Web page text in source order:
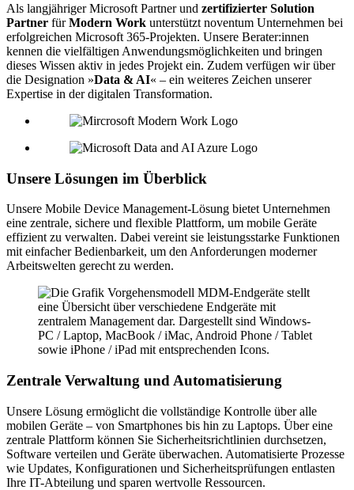
Als langjähriger Microsoft Partner und zertifizierter Solution
Partner fürModern Work unterstützt noventum Unternehmen bei
erfolgreichen Microsoft 365-Projekten. Unsere Berater:innen
kennen die vielfältigen Anwendungsmöglichkeiten und bringen
dieses Wissen aktiv in jedes Projekt ein. Zudem verfügen wir über
die Designation »Data & AI« – ein weiteres Zeichen unserer
Expertise in der digitalen Transformation.
Unsere Lösungen im Überblick
Unsere Mobile Device Management-Lösung bietet Unternehmen
eine zentrale, sichere und flexible Plattform, um mobile Geräte
effizient zu verwalten. Dabei vereint sie leistungsstarke Funktionen
mit einfacher Bedienbarkeit, um den Anforderungen moderner
Arbeitswelten gerecht zu werden.
Zentrale Verwaltung und Automatisierung
Unsere Lösung ermöglicht die vollständige Kontrolle über alle
mobilen Geräte – von Smartphones bis hin zu Laptops. Über eine
zentrale Plattform können Sie Sicherheitsrichtlinien durchsetzen,
Software verteilen und Geräte überwachen. Automatisierte Prozesse
wie Updates, Konfigurationen und Sicherheitsprüfungen entlasten
Ihre IT-Abteilung und sparen wertvolle Ressourcen.